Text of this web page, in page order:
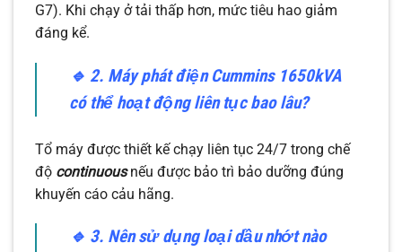
G7). Khi chạy ở tải thấp hơn, mức tiêu hao giảm
đáng kể.
🔹 2. Máy phát điện Cummins 1650kVA
có thể hoạt động liên tục bao lâu?
Tổ máy được thiết kế chạy liên tục 24/7 trong chế
độ continuousnếu được bảo trì bảo dưỡng đúng
khuyến cáo cảu hãng.
🔹 3. Nên sử dụng loại dầu nhớt nào